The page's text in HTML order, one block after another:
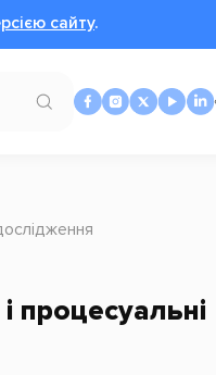
сайту.
процесуальні